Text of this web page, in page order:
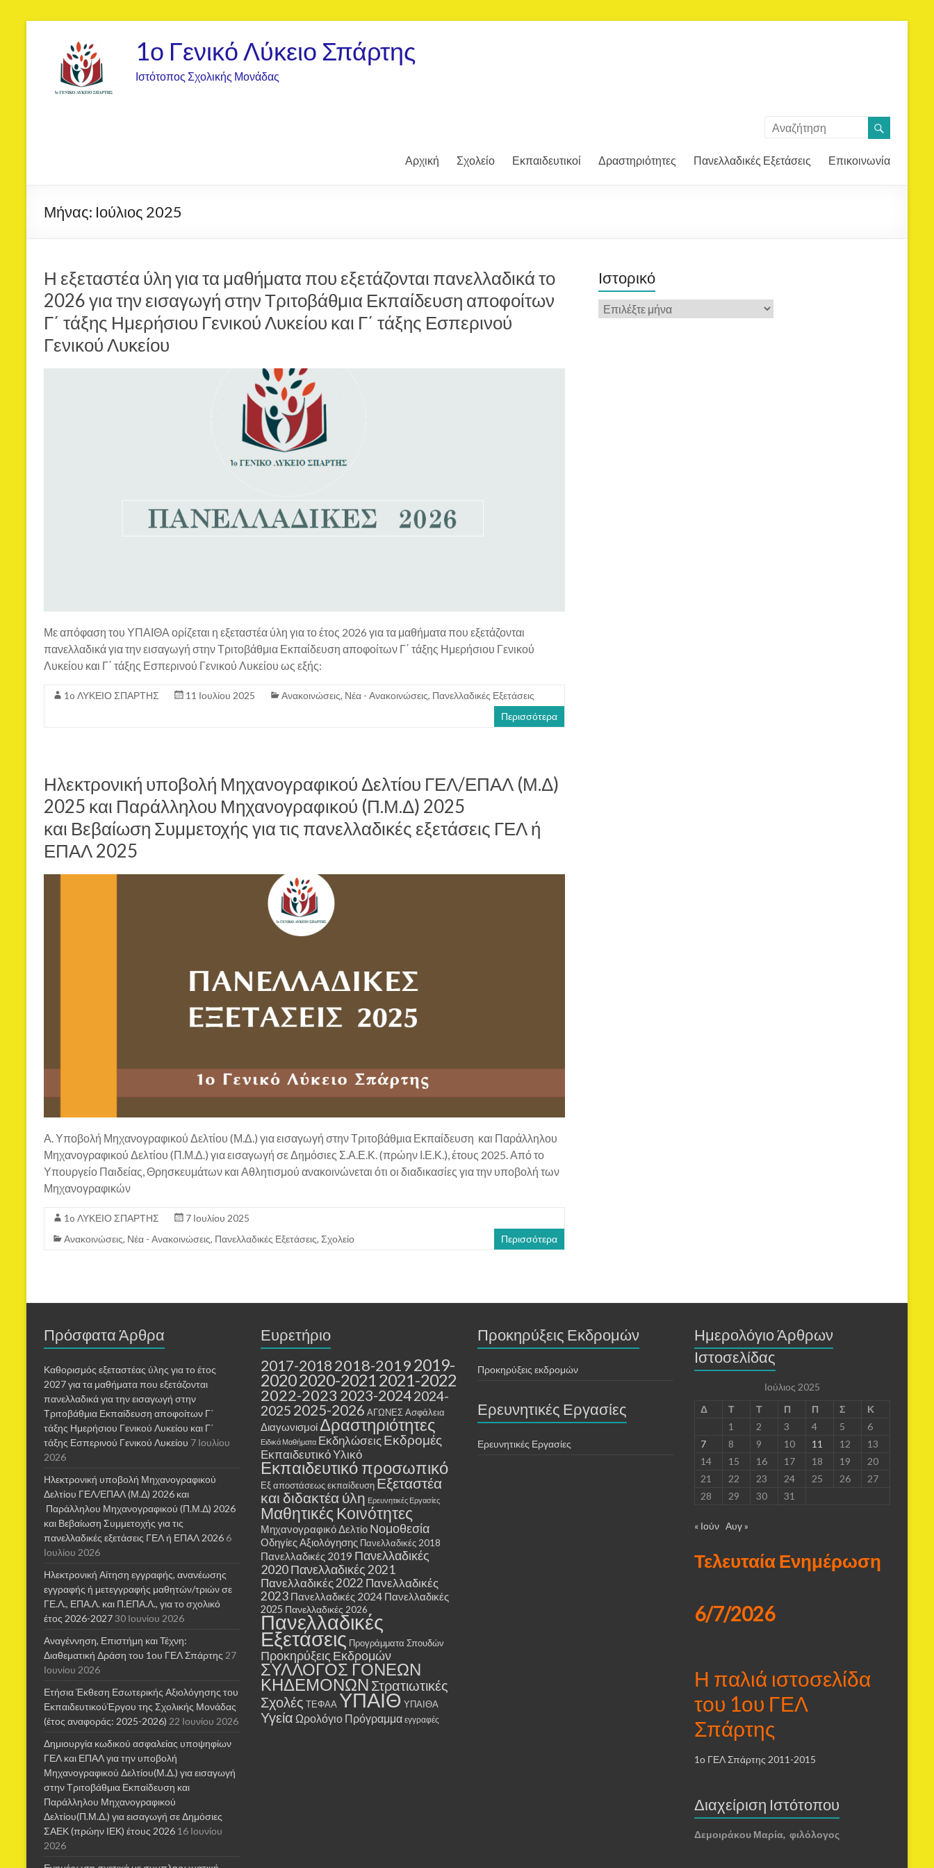
1ο Γενικό Λύκειο Σπάρτης
Ιστότοπος Σχολικής Μονάδας
Αρχική Σχολείο Εκπαιδευτικοί Δραστηριότητες Πανελλαδικές Εξετάσεις Επικοινωνία
Μήνας: Ιούλιος 2025
Η εξεταστέα ύλη για τα μαθήματα που εξετάζονται πανελλαδικά το
2026 για την εισαγωγή στην Τριτοβάθμια Εκπαίδευση αποφοίτων
Γ΄ τάξης Ημερήσιου Γενικού Λυκείου και Γ΄ τάξης Εσπερινού
Γενικού Λυκείου
Με απόφαση του ΥΠΑΙΘΑ ορίζεται η εξεταστέα ύλη για το έτος 2026 για τα μαθήματα που εξετάζονται
πανελλαδικά για την εισαγωγή στην Τριτοβάθμια Εκπαίδευση αποφοίτων Γ΄ τάξης Ημερήσιου Γενικού
Λυκείου και Γ΄ τάξης Εσπερινού Γενικού Λυκείου ως εξής:
1o ΛΥΚΕΙΟ ΣΠΑΡΤΗΣ 11 Ιουλίου 2025 Ανακοινώσεις, Νέα - Ανακοινώσεις, Πανελλαδικές Εξετάσεις
Περισσότερα
Ηλεκτρονική υποβολή Μηχανογραφικού Δελτίου ΓΕΛ/ΕΠΑΛ (Μ.Δ)
2025 και Παράλληλου Μηχανογραφικού (Π.Μ.Δ) 2025
και Βεβαίωση Συμμετοχής για τις πανελλαδικές εξετάσεις ΓΕΛ ή
ΕΠΑΛ 2025
Α. Υποβολή Μηχανογραφικού Δελτίου (Μ.Δ.) για εισαγωγή στην Τριτοβάθμια Εκπαίδευση και Παράλληλου
Μηχανογραφικού Δελτίου (Π.Μ.Δ.) για εισαγωγή σε Δημόσιες Σ.Α.Ε.Κ. (πρώην Ι.Ε.Κ.), έτους 2025. Από το
Υπουργείο Παιδείας, Θρησκευμάτων και Αθλητισμού ανακοινώνεται ότι οι διαδικασίες για την υποβολή των
Μηχανογραφικών
1o ΛΥΚΕΙΟ ΣΠΑΡΤΗΣ
7 Ιουλίου 2025
Ανακοινώσεις, Νέα - Ανακοινώσεις, Πανελλαδικές Εξετάσεις, Σχολείο Περισσότερα
Ιστορικό
Πρόσφατα Άρθρα
Καθορισμός εξεταστέας ύλης για το έτος
2027 για τα μαθήματα που εξετάζονται
πανελλαδικά για την εισαγωγή στην
Τριτοβάθμια Εκπαίδευση αποφοίτων Γ΄
τάξης Ημερήσιου Γενικού Λυκείου και Γ΄
τάξης Εσπερινού Γενικού Λυκείου 7 Ιουλίου
2026
Ηλεκτρονική υποβολή Μηχανογραφικού
Δελτίου ΓΕΛ/ΕΠΑΛ (Μ.Δ) 2026 και
Παράλληλου Μηχανογραφικού (Π.Μ.Δ) 2026
και Βεβαίωση Συμμετοχής για τις
πανελλαδικές εξετάσεις ΓΕΛ ή ΕΠΑΛ 2026 6
Ιουλίου 2026
Ηλεκτρονική Αίτηση εγγραφής, ανανέωσης
εγγραφής ή μετεγγραφής μαθητών/τριών σε
ΓΕ.Λ., ΕΠΑ.Λ. και Π.ΕΠΑ.Λ., για το σχολικό
έτος 2026-202730 Ιουνίου 2026
Αναγέννηση, Επιστήμη και Τέχνη:
Διαθεματική Δράση του 1ου ΓΕΛ Σπάρτης 27
Ιουνίου 2026
Ετήσια Έκθεση Εσωτερικής Αξιολόγησης του
ΕκπαιδευτικούΈργου της Σχολικής Μονάδας
(έτος αναφοράς: 2025-2026) 22 Ιουνίου 2026
Δημιουργία κωδικού ασφαλείας υποψηφίων
ΓΕΛ και ΕΠΑΛ για την υποβολή
Μηχανογραφικού Δελτίου(Μ.Δ.) για εισαγωγή
στην Τριτοβάθμια Εκπαίδευση και
Παράλληλου Μηχανογραφικού
Δελτίου(Π.Μ.Δ.) για εισαγωγή σε Δημόσιες
ΣΑΕΚ (πρώην ΙΕΚ) έτους 2026 16 Ιουνίου
2026
Ευρετήριο
2017-2018 2018-20192019-
20202020-2021 2021-2022
2022-2023 2023-20242024-
2025 2025-2026 ΑΓΩΝΕΣ Ασφάλεια
Διαγωνισμοί Δραστηριότητες
Ειδικά Μαθήματα Εκδηλώσεις Εκδρομές
Εκπαιδευτικό Υλικό
Εκπαιδευτικό προσωπικό
Εξ αποστάσεως εκπαίδευση Εξεταστέα
και διδακτέα ύλη Ερευνητικές Εργασίες
Μαθητικές Κοινότητες
Μηχανογραφικό Δελτίο Νομοθεσία
Οδηγίες Αξιολόγησης Πανελλαδικές 2018
Πανελλαδικές 2019 Πανελλαδικές
2020Πανελλαδικές 2021
Πανελλαδικές 2022 Πανελλαδικές
2023 Πανελλαδικές 2024 Πανελλαδικές
2025 Πανελλαδικές 2026
Πανελλαδικές
Εξετάσεις Προγράμματα Σπουδών
Προκηρύξεις Εκδρομών
ΣΥΛΛΟΓΟΣ ΓΟΝΕΩΝ
ΚΗΔΕΜΟΝΩΝ Στρατιωτικές
Σχολές ΤΕΦΑΑ ΥΠΑΙΘ ΥΠΑΙΘΑ
Υγεία Ωρολόγιο Πρόγραμμα εγγραφές
Προκηρύξεις Εκδρομών
Προκηρύξεις εκδρομών
Ερευνητικές Εργασίες
Ερευνητικές Εργασίες
Ημερολόγιο Άρθρων
Ιστοσελίδας
Ιούλιος 2025
Δ
Τ Τ Π Π Σ
Κ
1
2 3 4 5
6
7
8 9 10 11 12
13
14
15 16 17 18 19
20
21
22 23 24 25 26
27
28
29 30 31
« Ιούν Αυγ »
Τελευταία Ενημέρωση
6/7/2026
Η παλιά ιστοσελίδα
του 1ου ΓΕΛ
Σπάρτης
1ο ΓΕΛ Σπάρτης 2011-2015
Διαχείριση Ιστότοπου
Δεμοιράκου Μαρία, φιλόλογος